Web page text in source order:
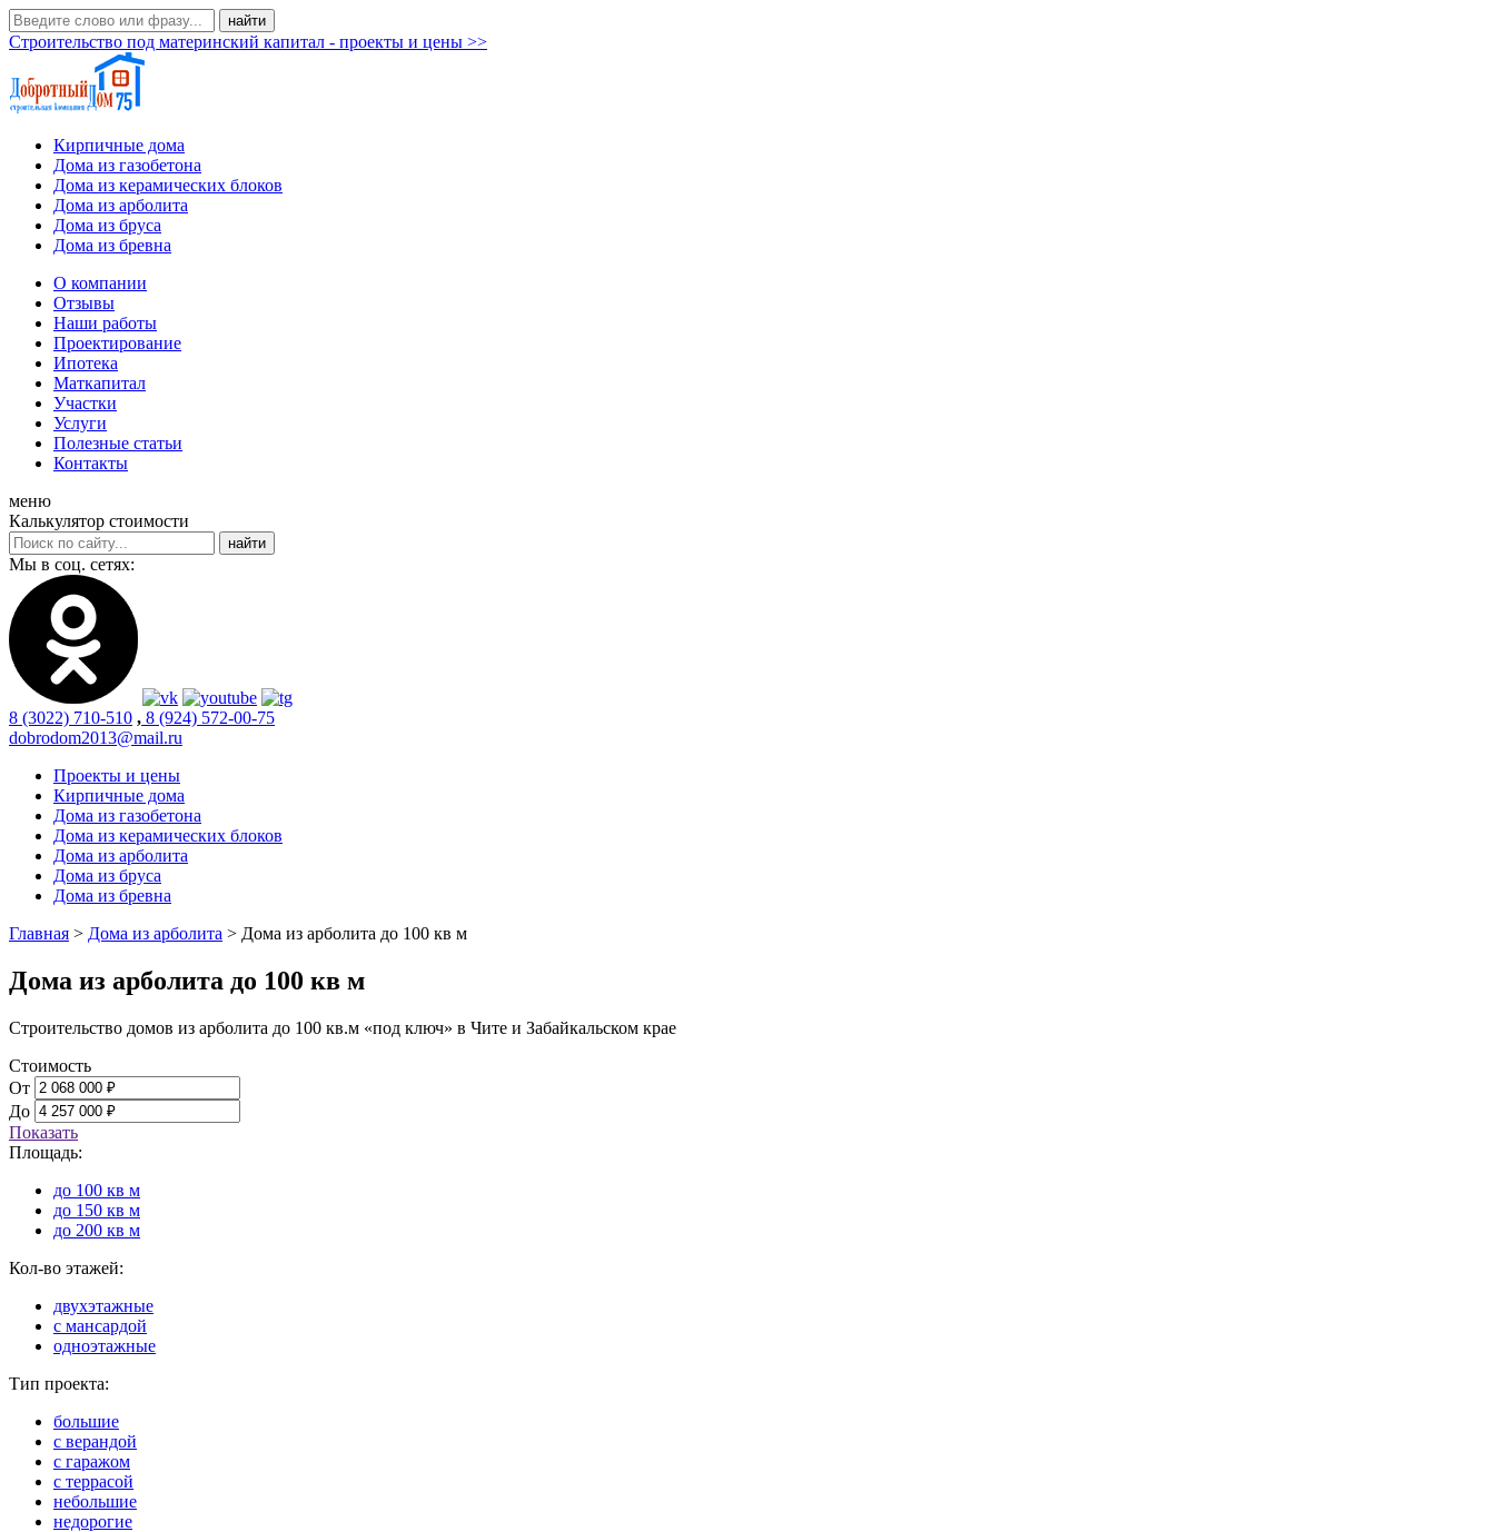
Строительство под материнский капитал - проекты и цены >>
Кирпичные дома
Дома из газобетона
Дома из керамических блоков
Дома из арболита
Дома из бруса
Дома из бревна
О компании
Отзывы
Наши работы
Проектирование
Ипотека
Маткапитал
Участки
Услуги
Полезные статьи
Контакты
меню
Калькулятор стоимости
Мы в соц. сетях:
8 (3022) 710-510 , 8 (924) 572-00-75
dobrodom2013@mail.ru
Проекты и цены
Кирпичные дома
Дома из газобетона
Дома из керамических блоков
Дома из арболита
Дома из бруса
Дома из бревна
Главная > Дома из арболита > Дома из арболита до 100 кв м
Дома из арболита до 100 кв м
Строительство домов из арболита до 100 кв.м «под ключ» в Чите и Забайкальском крае
Стоимость
От
До
Показать
Площадь:
до 100 кв м
до 150 кв м
до 200 кв м
Кол-во этажей:
двухэтажные
с мансардой
одноэтажные
Тип проекта:
большие
с верандой
с гаражом
с террасой
небольшие
недорогие